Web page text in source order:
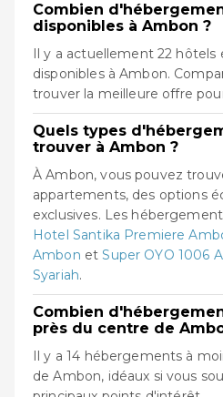
Combien
disponibles à Ambon ?
Il y a actuellement 22
disponibles à Ambon.
trouver la meilleure offre
Quels types
trouver à Ambon ?
À Ambon, vous pouvez
appartements, des options
exclusives. Les
Hotel Santika Premiere
Ambon etSuper OYO 1006
Syariah.
Combien
près du centre de
Il y a 14 hébergements à
de Ambon, idéaux si vous